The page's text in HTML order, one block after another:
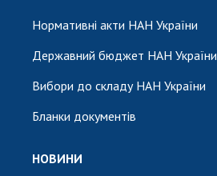
Нормативні акти НАН України
Державний бюджет НАН України
Вибори до складу НАН України
Бланки документів
НОВИНИ